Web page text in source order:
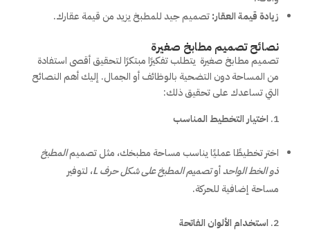
زيادة قيمة العقار:تصميم جيد للمطبخ يزيد من قيمة عقارك.
نصائح تصميم مطابخ صغيرة
تصميم مطابخ صغيرة يتطلب تفكيرًا مبتكرًا لتحقيق أقصى استفادة
من المساحة دون التضحية بالوظائف أو الجمال. إليك أهم النصائح
التي تساعدك على تحقيق ذلك:
اختيار التخطيط المناسب
اختر تخطيطًا عمليًا يناسب مساحة مطبخك، مثل تصميمالمطبخ
ذو الخط الواحدأوتصميم المطبخ على شكل حرف ، لتوفير
مساحة إضافية للحركة.
استخدام الألوان الفاتحة